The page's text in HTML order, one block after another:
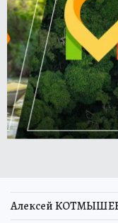
Алексей